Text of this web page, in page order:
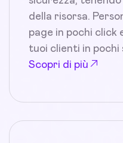
della risorsa.
page in pochi click
tuoi clienti in pochi
Scopri di più